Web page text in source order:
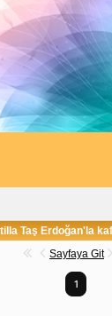
Taş Erdoğan'la
Sayfaya Git
1